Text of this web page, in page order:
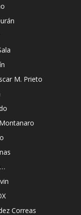
M. Prieto
Correas